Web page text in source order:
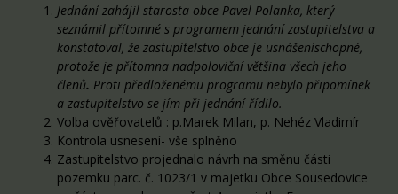
Jednání zahájil starosta obce Pavel Polanka, který
seznámil přítomné s programem jednání zastupitelstva a
konstatoval, že zastupitelstvo obce je usnášeníschopné,
protože je přítomna nadpoloviční většina všech jeho
členů. Proti předloženému programu nebylo připomínek
a zastupitelstvo se jím při jednání řídilo.
Volba ověřovatelů : p.Marek Milan, p. Nehéz Vladimír
Kontrola usnesení- vše splněno
Zastupitelstvo projednalo návrh na směnu části
pozemku parc. č. 1023/1 v majetku Obce Sousedovice